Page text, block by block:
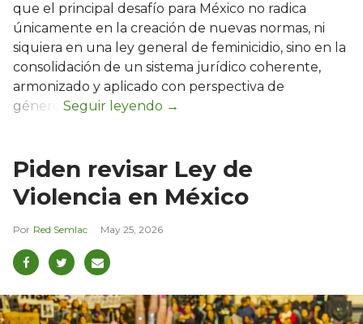
que el principal desafío para México no radica
únicamente en la creación de nuevas normas, ni
siquiera en una ley general de feminicidio, sino en la
consolidación de un sistema jurídico coherente,
armonizado y aplicado con perspectiva de
género.
Piden revisar Ley de
Violencia en México
Red Semlac May 25, 2026